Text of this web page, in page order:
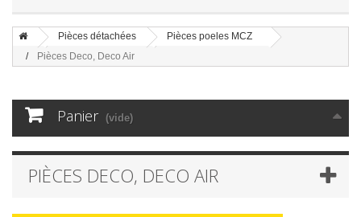
Pièces détachées
Pièces poeles MCZ
Pièces Deco, Deco Air
Panier (vide)
PIÈCES DECO, DECO AIR